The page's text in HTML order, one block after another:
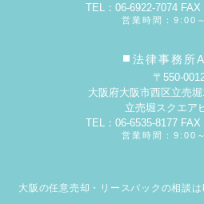
TEL：06-6922-7074 FAX
営業時間：9:00
法律事務所
〒550-
大阪府大阪市西区立売
立売堀スクエア
TEL：06-6535-8177 FAX
営業時間：9:00
大阪の任意売却・リースバックの相談